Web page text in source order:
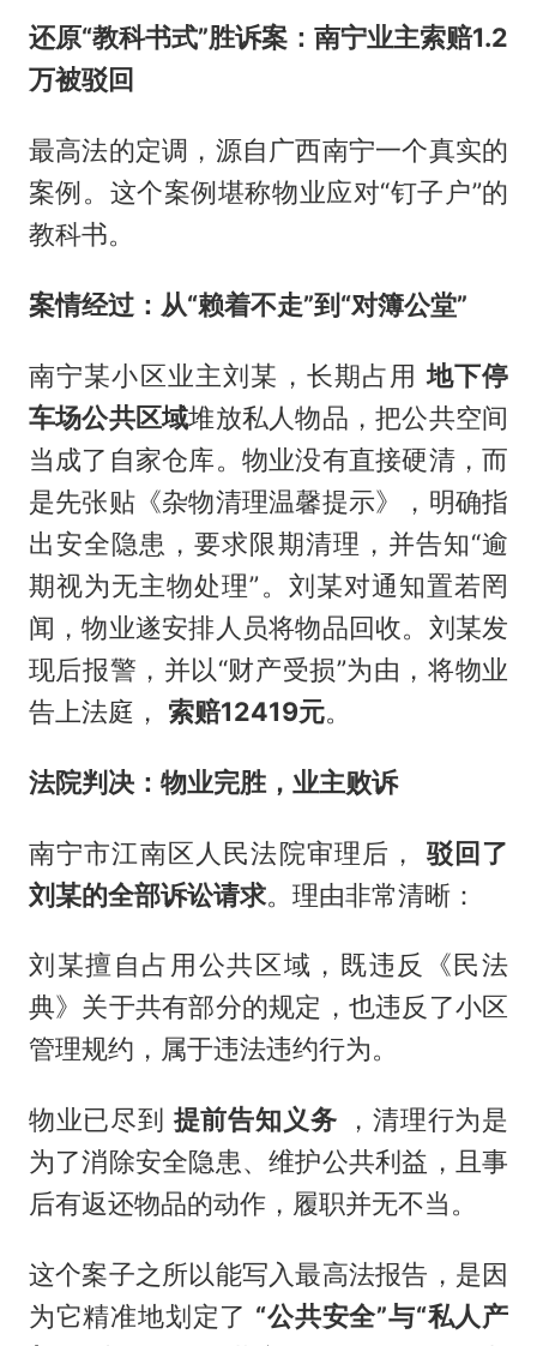
还原“教科书式”胜诉案：南宁业主索赔1.2
万被驳回
最高法的定调，源自广西南宁一个真实的
案例。这个案例堪称物业应对“钉子户”的
教科书。
案情经过：从“赖着不走”到“对簿公堂”
南宁某小区业主刘某，长期占用地下停
车场公共区域堆放私人物品，把公共空间
当成了自家仓库。物业没有直接硬清，而
是先张贴《杂物清理温馨提示》，明确指
出安全隐患，要求限期清理，并告知“逾
期视为无主物处理”。刘某对通知置若罔
闻，物业遂安排人员将物品回收。刘某发
现后报警，并以“财产受损”为由，将物业
告上法庭， 索赔12419元。
法院判决：物业完胜，业主败诉
南宁市江南区人民法院审理后， 驳回了
刘某的全部诉讼请求。理由非常清晰：
刘某擅自占用公共区域，既违反《民法
典》关于共有部分的规定，也违反了小区
管理规约，属于违法违约行为。
物业已尽到 提前告知义务 ，清理行为是
为了消除安全隐患、维护公共利益，且事
后有返还物品的动作，履职并无不当。
这个案子之所以能写入最高法报告，是因
为它精准地划定了 “公共安全”与“私人产